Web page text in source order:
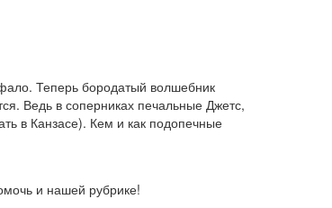
Теперь бородатый волшебник
Ведь в соперниках печальные Джетс,
в Канзасе). Кем и как подопечные
и нашей рубрике!